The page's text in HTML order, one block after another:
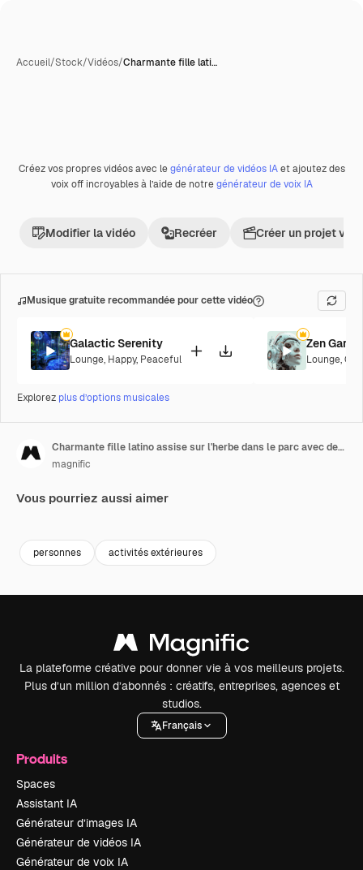
Accueil/Stock/Vidéos/Charmante fille lati…
Créez vos propres vidéos avec legénérateur de vidéos IAet ajoutez des
voix off incroyables à l’aide de notregénérateur de voix IA
Modifier la vidéo Recréer Créer un projet
Musique gratuite recommandée pour cette vidéo
Galactic Serenity
Lounge, Happy, Peaceful
Zen
Lounge,
Explorez plus d’options musicales
Charmante fille latino assise sur l'herbe dans le parc avec des amis.
magnific
Vous pourriez aussi aimer
personnes activités extérieures
La plateforme créative pour donner vie à vos meilleurs projets.
Plus d’un million d’abonnés : créatifs, entreprises, agences et
studios.
Français
Produits
Spaces
Assistant IA
Générateur d’images IA
Générateur de vidéos IA
Générateur de voix IA